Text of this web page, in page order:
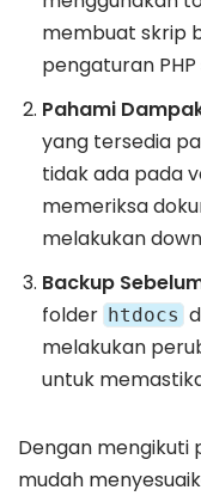
membuat skrip
pengaturan
Pahami
yang tersedia
tidak ada pada
memeriksa
melakukan
Backup
folder htdocs
melakukan
untuk
Dengan mengikuti
mudah